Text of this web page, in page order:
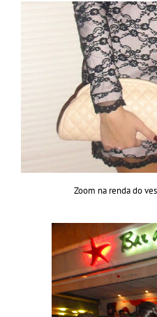
Zoom na renda do